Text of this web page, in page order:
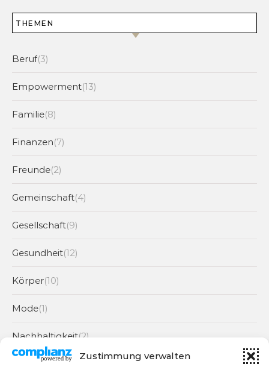
Zustimmung verwalten
THEMEN
Beruf(3)
Empowerment(13)
Familie(8)
Finanzen(7)
Freunde(2)
Gemeinschaft(4)
Gesellschaft(9)
Gesundheit(12)
Körper(10)
Mode(1)
Nachhaltigkeit(2)
Partnerschaft